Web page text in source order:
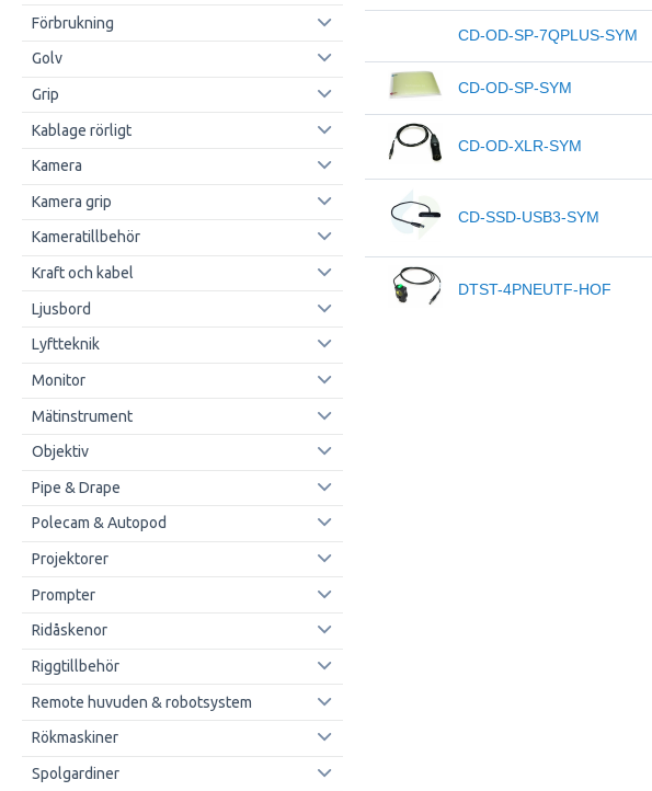
Förbrukning
Golv
Grip
Kablage rörligt
Kamera
Kamera grip
Kameratillbehör
Kraft och kabel
Ljusbord
Lyftteknik
Monitor
Mätinstrument
Objektiv
Pipe & Drape
Polecam & Autopod
Projektorer
Prompter
Ridåskenor
Riggtillbehör
Remote huvuden & robotsystem
Rökmaskiner
Spolgardiner
CD-OD-SP-7QPLUS-SYM
CD-OD-SP-SYM
CD-OD-XLR-SYM
CD-SSD-USB3-SYM
DTST-4PNEUTF-HOF